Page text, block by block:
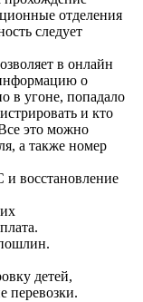
отделения
следует
в онлайн
о
в угоне, попадало
и кто
это можно
а также номер
и восстановление
детей,
перевозки.